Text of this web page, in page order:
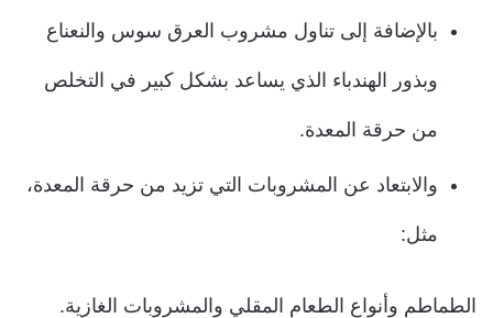
بالإضافة إلى تناول مشروب العرق سوس والنعناع
وبذور الهندباء الذي يساعد بشكل كبير في التخلص
من حرقة المعدة.
والابتعاد عن المشروبات التي تزيد من حرقة المعدة،
مثل:
الطماطم وأنواع الطعام المقلي والمشروبات الغازية.